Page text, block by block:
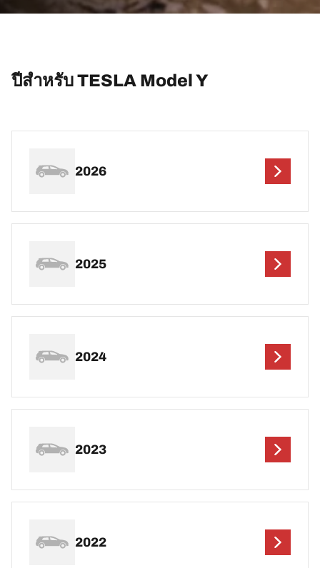
ปีสำหรับ TESLA Model Y
2026
2025
2024
2023
2022